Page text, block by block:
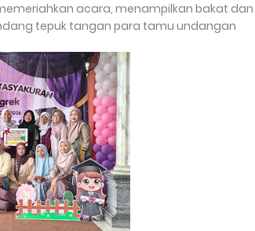
acara, menampilkan bakat dan
tepuk tangan para tamu undangan